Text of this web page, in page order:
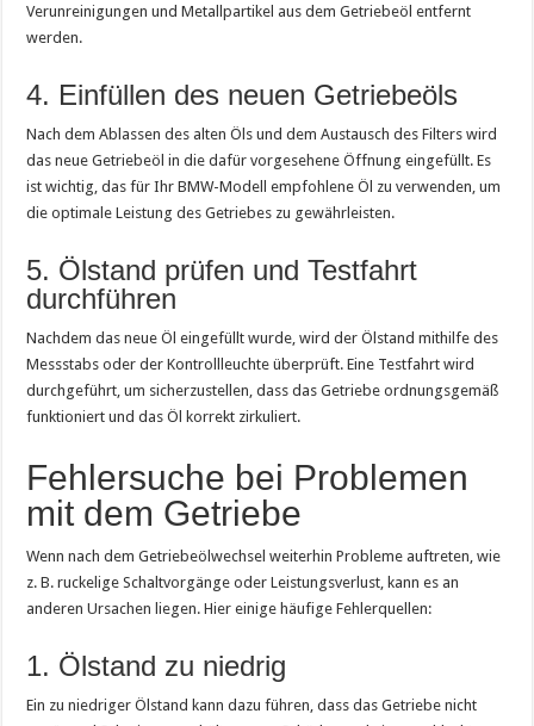
Verunreinigungen und Metallpartikel aus dem Getriebeöl entfernt
werden.
4. Einfüllen des neuen Getriebeöls
Nach dem Ablassen des alten Öls und dem Austausch des Filters wird
das neue Getriebeöl in die dafür vorgesehene Öffnung eingefüllt. Es
ist wichtig, das für Ihr BMW-Modell empfohlene Öl zu verwenden, um
die optimale Leistung des Getriebes zu gewährleisten.
5. Ölstand prüfen und Testfahrt
durchführen
Nachdem das neue Öl eingefüllt wurde, wird der Ölstand mithilfe des
Messstabs oder der Kontrollleuchte überprüft. Eine Testfahrt wird
durchgeführt, um sicherzustellen, dass das Getriebe ordnungsgemäß
funktioniert und das Öl korrekt zirkuliert.
Fehlersuche bei Problemen
mit dem Getriebe
Wenn nach dem Getriebeölwechsel weiterhin Probleme auftreten, wie
z. B. ruckelige Schaltvorgänge oder Leistungsverlust, kann es an
anderen Ursachen liegen. Hier einige häufige Fehlerquellen:
1. Ölstand zu niedrig
Ein zu niedriger Ölstand kann dazu führen, dass das Getriebe nicht